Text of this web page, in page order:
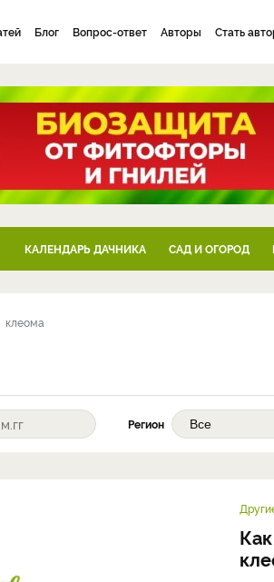
Блог Вопрос-ответ Авторы Стать
КАЛЕНДАРЬ ДАЧНИКА САД И ОГОРОД
клеома
Регион